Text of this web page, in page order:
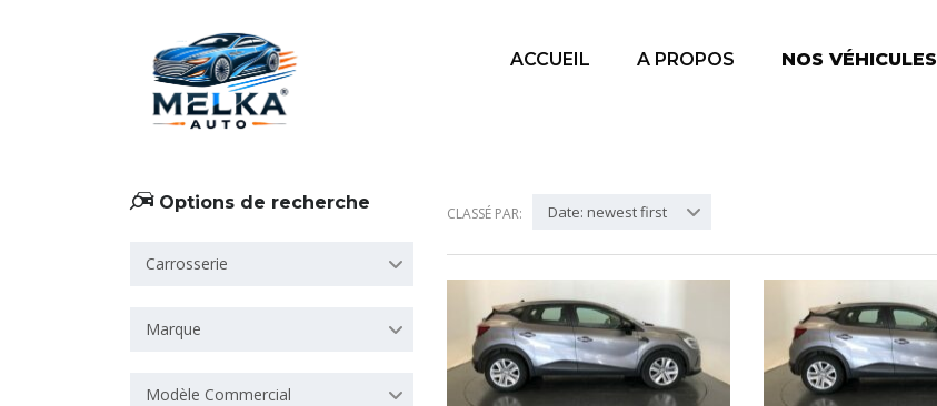
ACCUEIL A PROPOS NOS VÉHICULES
Options de recherche
Carrosserie
Marque
Modèle Commercial
CLASSÉ PAR: Date: newest first